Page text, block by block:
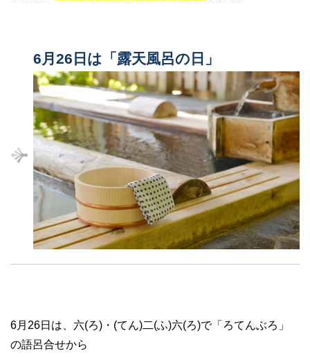
6月26日は「露天風呂の日」
6月26日は、六(ろ)・(てん)二(ふ)六(ろ)で「ろてんぶろ」
の語呂合せから